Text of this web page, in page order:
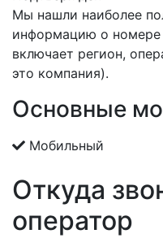
Мы нашли наиболее
информацию о номере
включает регион,
это компания).
Основные
Мобильный
Откуда
оператор